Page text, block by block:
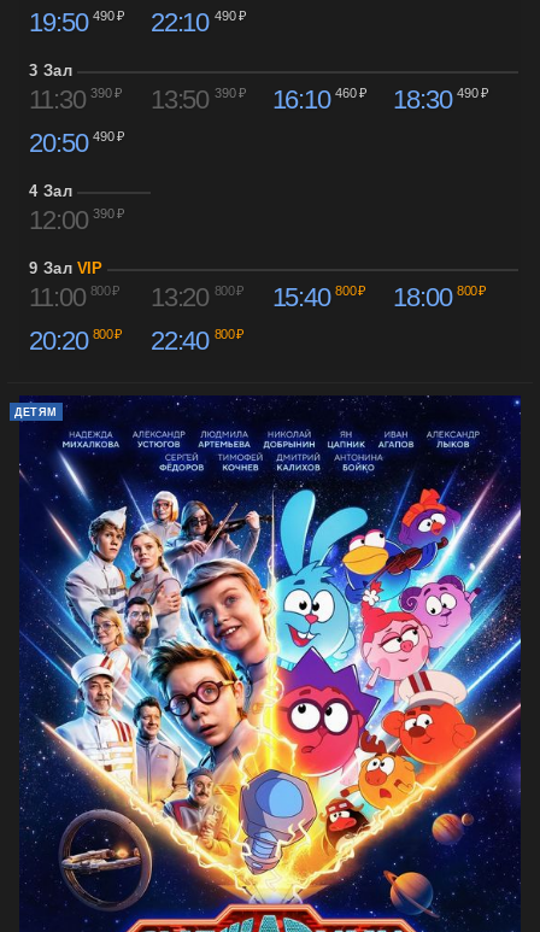
19:50 490 ₽ 22:10 490 ₽
3 Зал
11:30 390 ₽ 13:50 390 ₽ 16:10 460 ₽ 18:30 490 ₽
20:50 490 ₽
4 Зал
12:00 390 ₽
9 ЗалVIP
11:00 800 ₽ 13:20 800 ₽ 15:40 800 ₽ 18:00 800 ₽
20:20 800 ₽ 22:40 800 ₽
ДЕТЯМ